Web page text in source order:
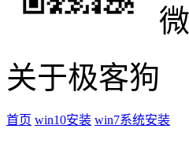
关于极客狗
首页 win10安装 win7系统安装